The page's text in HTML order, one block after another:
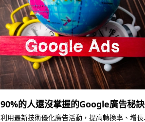
90%的人還沒掌握的Google廣告秘訣
利用最新技術優化廣告活動，提高轉換率、增長